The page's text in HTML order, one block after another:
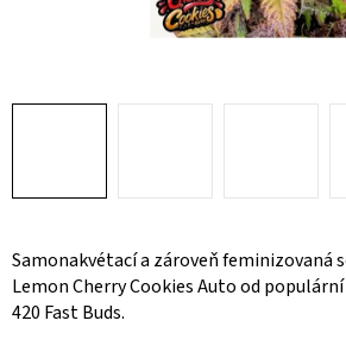
Samonakvétací a zároveň feminizovaná
Lemon Cherry Cookies Auto od
420 Fast Buds.